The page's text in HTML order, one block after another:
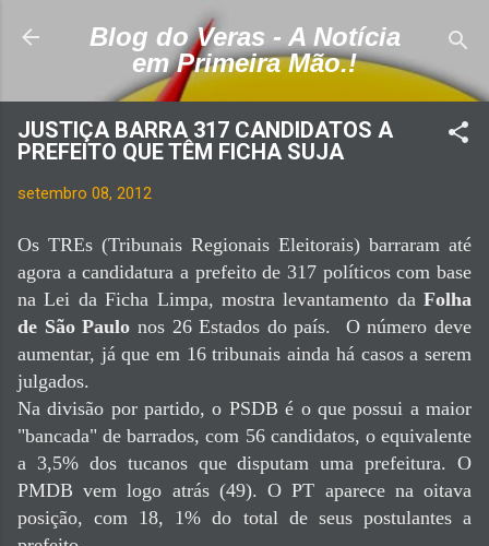
Pular para o conteúdo principal
Blog do Veras - A Notícia
em Primeira Mão.!
JUSTIÇA BARRA 317 CANDIDATOS A
PREFEITO QUE TÊM FICHA SUJA
setembro 08, 2012
Os TREs (Tribunais Regionais Eleitorais) barraram até
agora a candidatura a prefeito de 317 políticos com base
na Lei da Ficha Limpa, mostra levantamento da Folha
de São Paulo nos 26 Estados do país. O número deve
aumentar, já que em 16 tribunais ainda há casos a serem
julgados.
Na divisão por partido, o PSDB é o que possui a maior
"bancada" de barrados, com 56 candidatos, o equivalente
a 3,5% dos tucanos que disputam uma prefeitura. O
PMDB vem logo atrás (49). O PT aparece na oitava
posição, com 18, 1% do total de seus postulantes a